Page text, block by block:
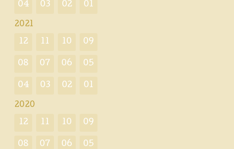
04 03 02 01
2021
12 11 10 09
08 07 06 05
04 03 02 01
2020
12 11 10 09
08 07 06 05